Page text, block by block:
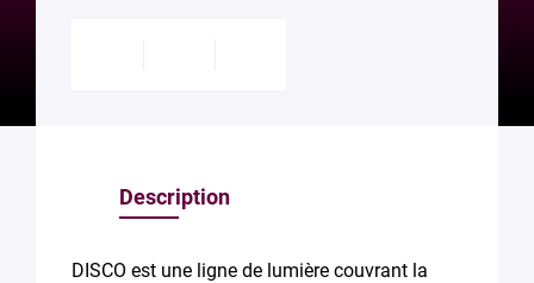
Description
DISCO est une ligne de lumière couvrant la